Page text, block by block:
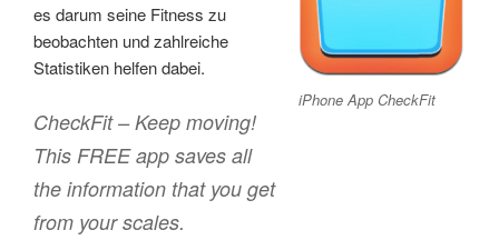
iPhone App CheckFit
es darum seine Fitness zu
beobachten und zahlreiche
Statistiken helfen dabei.
CheckFit – Keep moving!
This FREE app saves all
the information that you get
from your scales.